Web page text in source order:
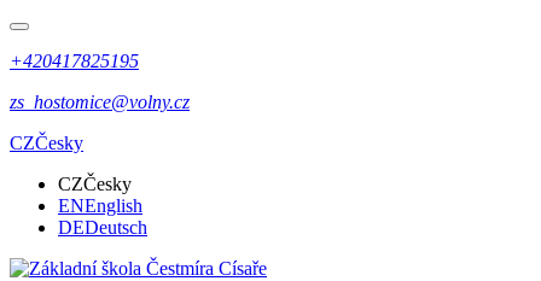
+420417825195
zs_hostomice@volny.cz
CZČesky
CZČesky
ENEnglish
DEDeutsch